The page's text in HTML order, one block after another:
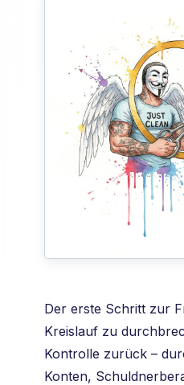
Der erste Schritt zur
Kreislauf zu
Kontrolle zurück –
Konten,